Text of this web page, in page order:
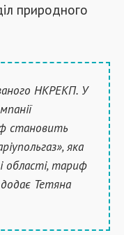
природного
НКРЕКП. У
становить
яка
області, тариф
Тетяна